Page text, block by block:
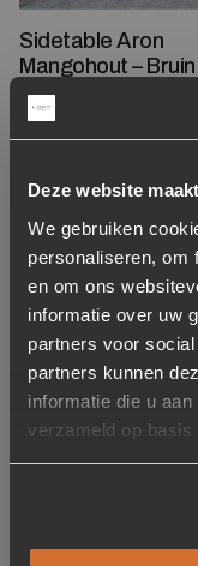
Deze website
We gebruiken
personaliseren, om
en om ons
informatie over uw
partners voor
partners kunnen
informatie die u
verzameld op basis
Sidetable Aron
Mangohout –
cm
629,-
Levertijd: 2-5 werkdagen
Toevoegen aan
Verwijderen van